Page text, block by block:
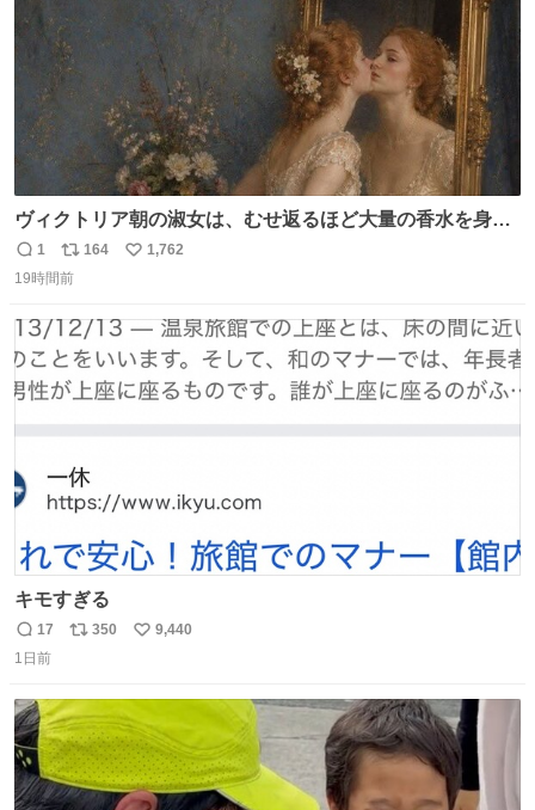
ヴィクトリア朝の淑女は、むせ返るほど大量の香水を身に
つけるものではないとされていた。それでも香水は、髪や
肌の手入れと同じくらい、ヴィクトリア朝の女性達の美容
が知る香水よりも単純な組成で、その大部分は薔薇、菫、
ベルガモット、
返
信
1
リ
ポ
ト
数
164
い
数
1,762
19時間前
キモすぎる
返
信
17
リ
ト
数
350
い
数
9,440
1日前